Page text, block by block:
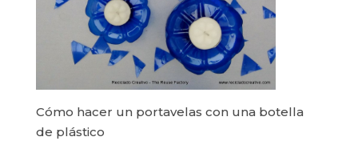
Cómo hacer un portavelas con una botella
de plástico